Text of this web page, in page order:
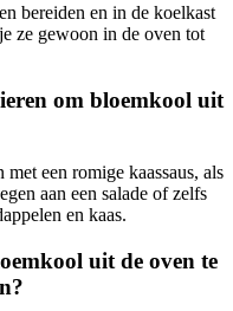
bereiden en in de koelkast
ze gewoon in de oven tot
om bloemkool uit
een romige kaassaus, als
aan een salade of zelfs
en kaas.
uit de oven te